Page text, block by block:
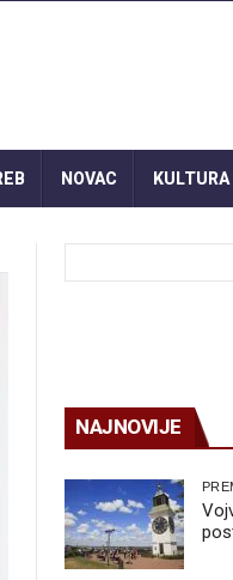
NOVAC KULTURA
NAJNOVIJE